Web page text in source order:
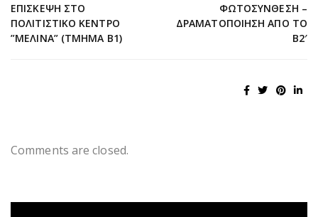
ΕΠΊΣΚΕΨΗ ΣΤΟ
ΠΟΛΙΤΙΣΤΙΚΌ ΚΈΝΤΡΟ
”ΜΕΛΊΝΑ” (ΤΜΉΜΑ Β1)
ΦΩΤΟΣΎΝΘΕΣΗ –
ΔΡΑΜΑΤΟΠΟΊΗΣΗ ΑΠΌ ΤΟ
Β2′
Comments are closed.